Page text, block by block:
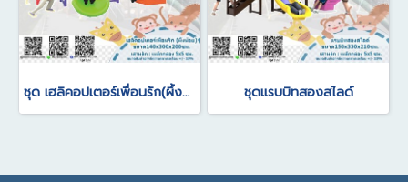
ชุด เฮลิคอปเตอร์เพื่อนรัก(ผึ้งน้อย) ชุดแรบบิทสองสไลด์